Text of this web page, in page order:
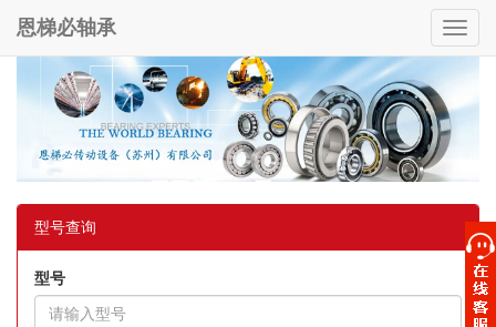
恩梯必轴承
型号查询
型号